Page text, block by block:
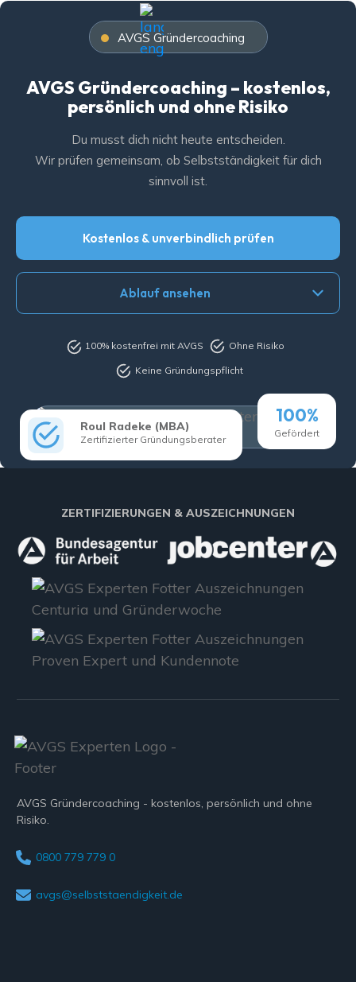
AVGS Gründercoaching
AVGS Gründercoaching – kostenlos,
persönlich und ohne Risiko
Du musst dich nicht heute entscheiden.
Wir prüfen gemeinsam, ob Selbstständigkeit für dich
sinnvoll ist.
Kostenlos & unverbindlich prüfen
Ablauf ansehen
Keine Gründungspflicht
Ohne Risiko
100% kostenfrei mit AVGS
100%
Gefördert
Roul Radeke (MBA)
Zertifizierter Gründungsberater
ZERTIFIZIERUNGEN & AUSZEICHNUNGEN
AVGS Gründercoaching - kostenlos, persönlich und ohne
Risiko.
0800 779 779 0
avgs@selbststaendigkeit.de